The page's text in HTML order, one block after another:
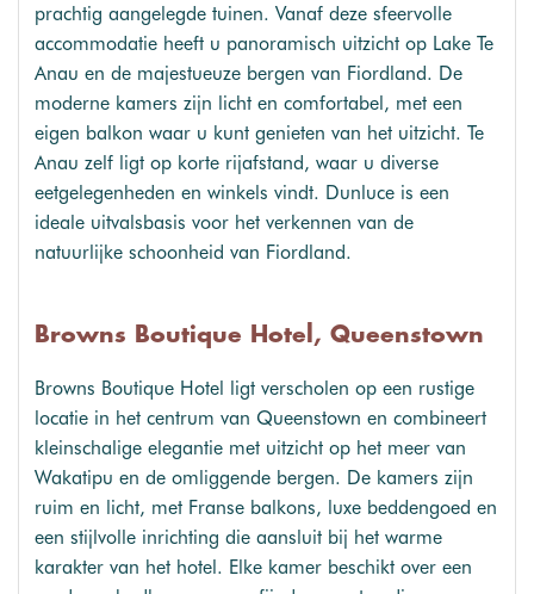
prachtig aangelegde tuinen. Vanaf deze sfeervolle
accommodatie heeft u panoramisch uitzicht op Lake Te
Anau en de majestueuze bergen van Fiordland. De
moderne kamers zijn licht en comfortabel, met een
eigen balkon waar u kunt genieten van het uitzicht. Te
Anau zelf ligt op korte rijafstand, waar u diverse
eetgelegenheden en winkels vindt. Dunluce is een
ideale uitvalsbasis voor het verkennen van de
natuurlijke schoonheid van Fiordland.
Browns Boutique Hotel, Queenstown
Browns Boutique Hotel ligt verscholen op een rustige
locatie in het centrum van Queenstown en combineert
kleinschalige elegantie met uitzicht op het meer van
Wakatipu en de omliggende bergen. De kamers zijn
ruim en licht, met Franse balkons, luxe beddengoed en
een stijlvolle inrichting die aansluit bij het warme
karakter van het hotel. Elke kamer beschikt over een